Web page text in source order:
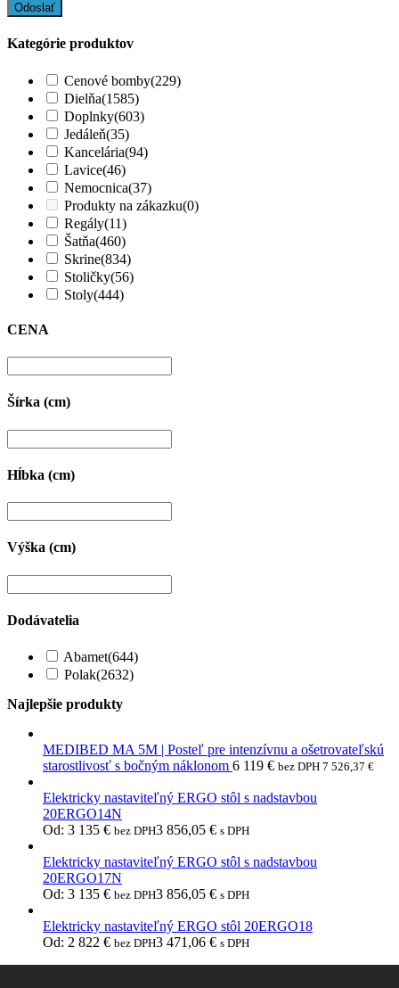
Kategórie produktov
Cenové bomby(229)
Dielňa(1585)
Doplnky(603)
Jedáleň(35)
Kancelária(94)
Lavice(46)
Nemocnica(37)
Produkty na zákazku(0)
Regály(11)
Šatňa(460)
Skrine(834)
Stoličky(56)
Stoly(444)
CENA
Šírka (cm)
Hĺbka (cm)
Výška (cm)
Dodávatelia
Abamet(644)
Polak(2632)
Najlepšie produkty
MEDIBED MA 5M | Posteľ pre intenzívnu a ošetrovateľskú
starostlivosť s bočným náklonom 6 119 € bez DPH 7 526,37 €
Elektricky nastaviteľný ERGO stôl s nadstavbou
20ERGO14N
Od: 3 135 € bez DPH3 856,05 € s DPH
Elektricky nastaviteľný ERGO stôl s nadstavbou
20ERGO17N
Od: 3 135 € bez DPH3 856,05 € s DPH
Elektricky nastaviteľný ERGO stôl 20ERGO18
Od: 2 822 € bez DPH3 471,06 € s DPH